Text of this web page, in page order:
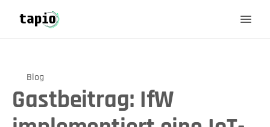
Blog
Gastbeitrag: IfW